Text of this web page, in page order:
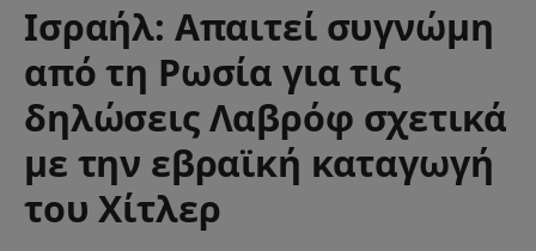
Ισραήλ: Απαιτεί συγνώμη
από τη Ρωσία για τις
δηλώσεις Λαβρόφ σχετικά
με την εβραϊκή καταγωγή
του Χίτλερ